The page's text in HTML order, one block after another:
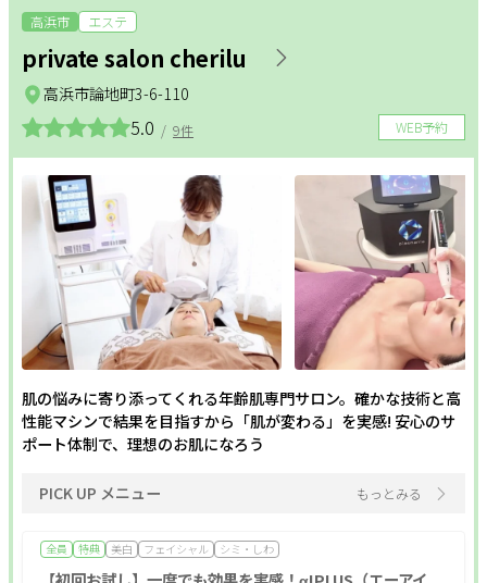
サポート
よくある質問
プライバシーポリシー
運営会社
お知らせ
お問い合わせ
掲載店様
掲載のご案内
掲載の申込み
掲載店様ログイン
高浜市 エステ
private salon cherilu
WEB予約
5.0 / 9件
高浜市論地町3-6-110
肌の悩みに寄り添ってくれる年齢肌専門サロン。確かな技術と高
性能マシンで結果を目指すから「肌が変わる」を実感! 安心のサ
ポート体制で、理想のお肌になろう
PICK UP メニュー もっとみる
全員 特典 美白 フェイシャル シミ・しわ
リラクメニュー
ダイエット インナーケア
更年期 姿勢改善
ヘッドケア 美白
フェムケア フェイシャル ボディ
ホワイトニング オールハンド エイジングケア
毛穴 セルフエステ シェービング
角質・ピーリング シミ・しわ
二の腕・ハミ肉 ボディメイク
肩・背中・腰 産前・産後